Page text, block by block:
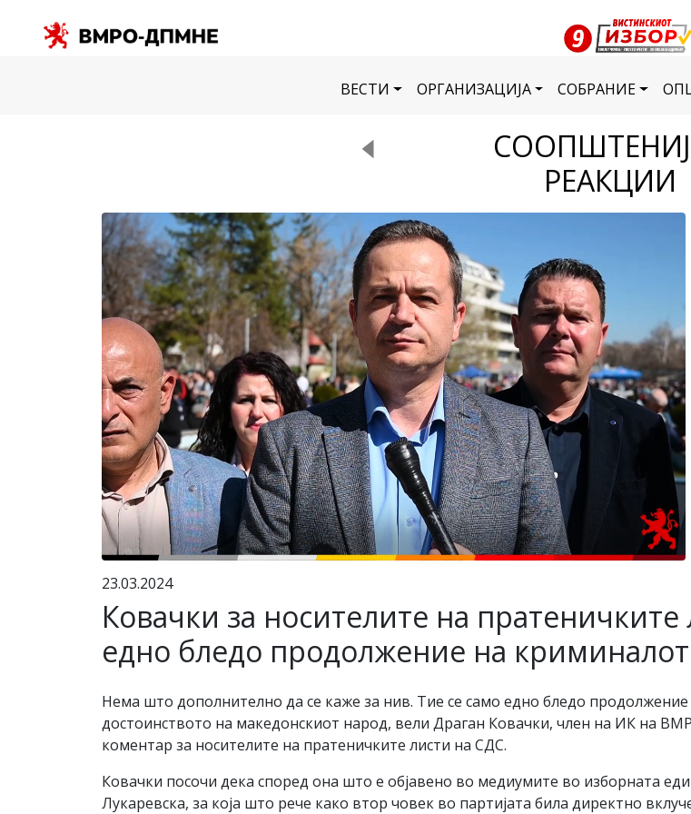
ВЕСТИ ОРГАНИЗАЦИЈА СОБРАНИЕ
РЕАКЦИИ
23.03.2024
Ковачки за носителите на
едно бледо продолжение на криминалот
Нема што дополнително да се каже за нив. Тие се само едно бледо
достоинството на македонскиот народ, вели Драган Ковачки, член на ИК на
коментар за носителите на пратеничките листи на СДС.
Ковачки посочи дека според она што е објавено во медиумите во изборната
Лукаревска, за која што рече како втор човек во партијата била директно